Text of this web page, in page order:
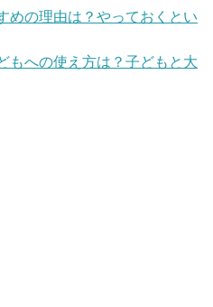
めの理由は？やっておくとい
もへの使え方は？子どもと大